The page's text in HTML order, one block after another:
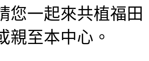
您一起來共植福
親至本中心。